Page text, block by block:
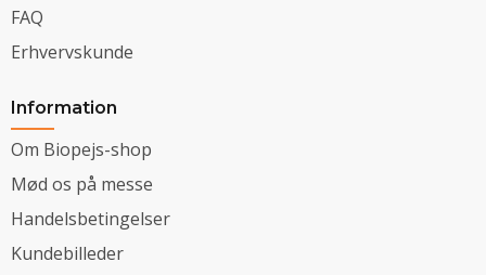
FAQ
Erhvervskunde
Information
Om Biopejs-shop
Mød os på messe
Handelsbetingelser
Kundebilleder